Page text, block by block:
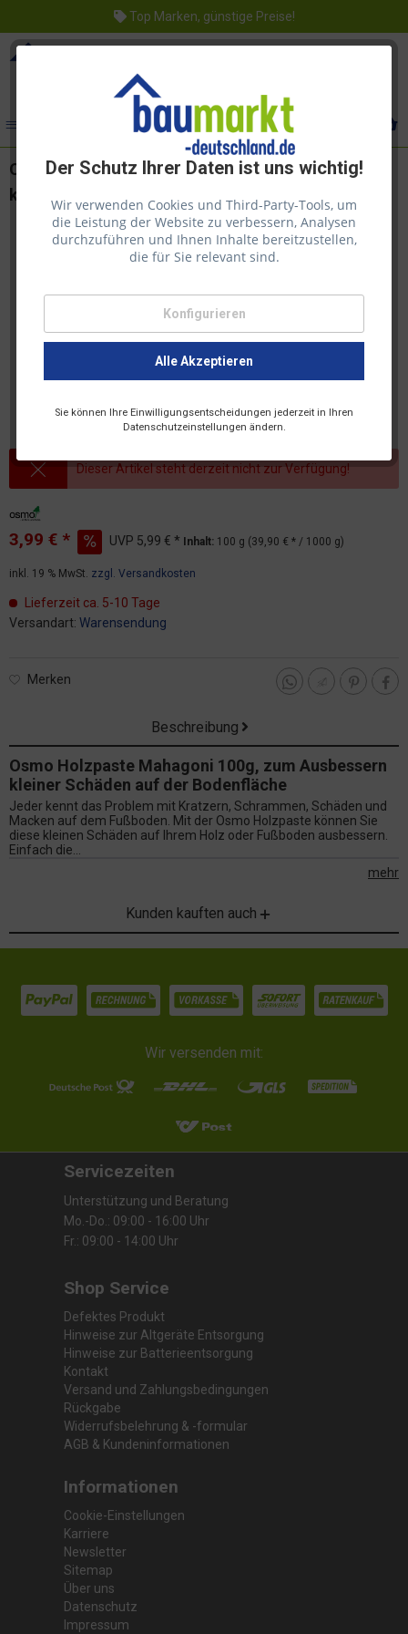
Top Marken, günstige Preise!
Der Schutz Ihrer Daten ist uns wichtig!
Wir verwenden Cookies und Third-Party-Tools, um
die Leistung der Website zu verbessern, Analysen
durchzuführen und Ihnen Inhalte bereitzustellen,
die für Sie relevant sind.
Konfigurieren
Alle Akzeptieren
Sie können Ihre Einwilligungsentscheidungen jederzeit in Ihren
Datenschutzeinstellungen ändern.
Osmo Holzpaste Mahagoni 100g, zum Ausbessern
kleiner Schäden auf der Bodenfläche
Dieser Artikel steht derzeit nicht zur Verfügung!
3,99 € * UVP 5,99 € * Inhalt: 100 g (39,90 € * / 1000 g)
inkl. 19 % MwSt. zzgl. Versandkosten
Lieferzeit ca. 5-10 Tage
Versandart: Warensendung
Merken
Beschreibung
Osmo Holzpaste Mahagoni 100g, zum Ausbessern
kleiner Schäden auf der Bodenfläche
Jeder kennt das Problem mit Kratzern, Schrammen, Schäden und
Macken auf dem Fußboden. Mit der Osmo Holzpaste können Sie
diese kleinen Schäden auf Ihrem Holz oder Fußboden ausbessern.
Einfach die...
mehr
Kunden kauften auch
Wir versenden mit:
Servicezeiten
Unterstützung und Beratung
Mo.-Do.: 09:00 - 16:00 Uhr
Fr.: 09:00 - 14:00 Uhr
Shop Service
Defektes Produkt
Hinweise zur Altgeräte Entsorgung
Hinweise zur Batterieentsorgung
Kontakt
Versand und Zahlungsbedingungen
Rückgabe
Widerrufsbelehrung & -formular
AGB & Kundeninformationen
Informationen
Cookie-Einstellungen
Karriere
Newsletter
Sitemap
Über uns
Datenschutz
Impressum